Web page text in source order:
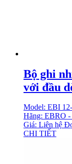
Bộ ghi
với đầu
Model: EBI
Hãng: EBRO
Giá: Liên hệ
CHI TIẾT